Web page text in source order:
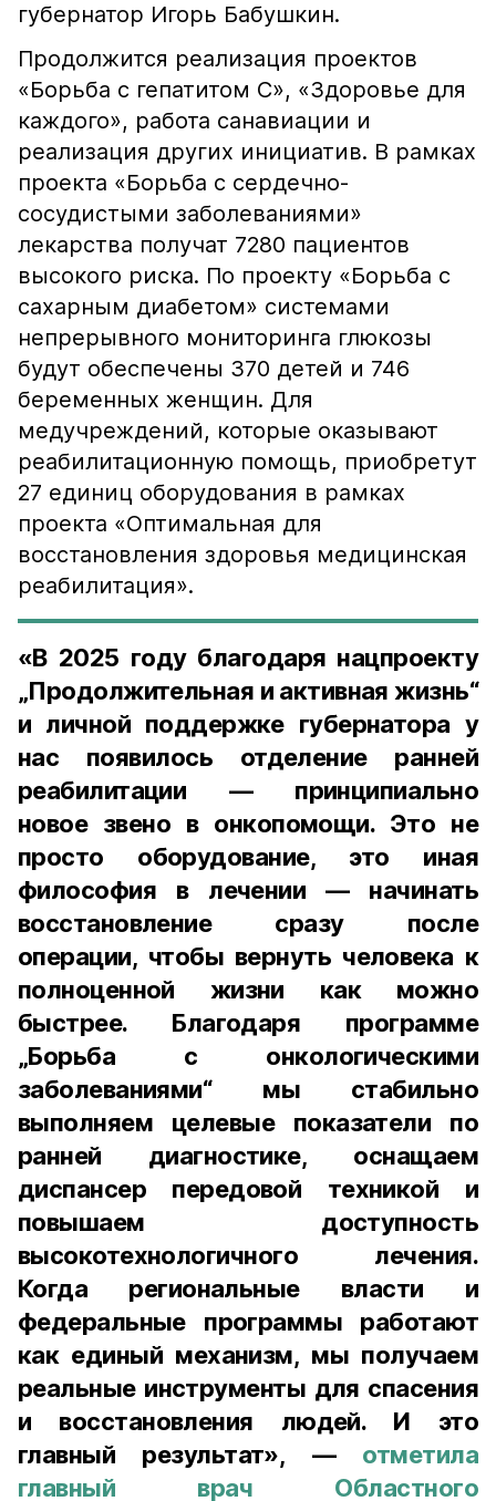
губернатор Игорь Бабушкин.
Продолжится реализация проектов
«Борьба с гепатитом С», «Здоровье для
каждого», работа санавиации и
реализация других инициатив. В рамках
проекта «Борьба с сердечно-
сосудистыми заболеваниями»
лекарства получат 7280 пациентов
высокого риска. По проекту «Борьба с
сахарным диабетом» системами
непрерывного мониторинга глюкозы
будут обеспечены 370 детей и 746
беременных женщин. Для
медучреждений, которые оказывают
реабилитационную помощь, приобретут
27 единиц оборудования в рамках
проекта «Оптимальная для
восстановления здоровья медицинская
реабилитация».
«В 2025 году благодаря нацпроекту
„Продолжительная и активная жизнь“
и личной поддержке губернатора у
нас появилось отделение ранней
реабилитации — принципиально
новое звено в онкопомощи. Это не
просто оборудование, это иная
философия в лечении — начинать
восстановление сразу после
операции, чтобы вернуть человека к
полноценной жизни как можно
быстрее. Благодаря программе
„Борьба с онкологическими
заболеваниями“ мы стабильно
выполняем целевые показатели по
ранней диагностике, оснащаем
диспансер передовой техникой и
повышаем доступность
высокотехнологичного лечения.
Когда региональные власти и
федеральные программы работают
как единый механизм, мы получаем
реальные инструменты для спасения
и восстановления людей. И это
главный результат», — отметила
главный врач Областного